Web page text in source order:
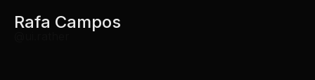
Rafa Campos